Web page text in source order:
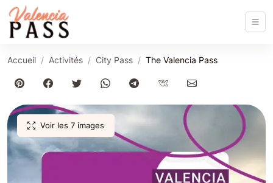
Accueil Activités City Pass The Valencia Pass
Voir les 7 images